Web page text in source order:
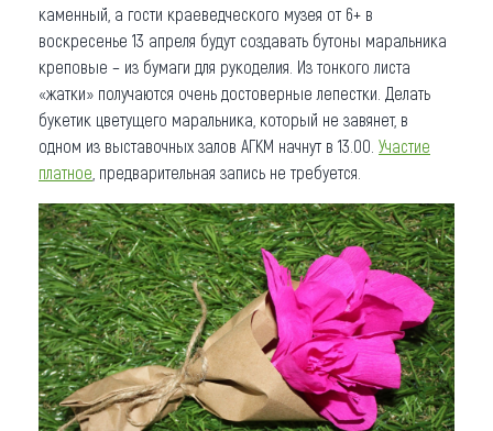
каменный, а гости краеведческого музея от 6+ в
воскресенье 13 апреля будут создавать бутоны маральника
креповые – из бумаги для рукоделия. Из тонкого листа
«жатки» получаются очень достоверные лепестки. Делать
букетик цветущего маральника, который не завянет, в
одном из выставочных залов АГКМ начнут в 13.00. Участие
платное , предварительная запись не требуется.